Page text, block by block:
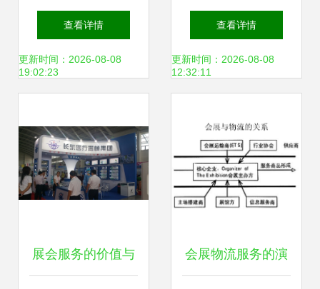
展台搭建 定制化服
务，满足您的独特
查看详情
更新时间：2026-08-08
19:02:23
展会搭建与专业会
展服务的领军者
查看详情
更新时间：2026-08-08
12:32:11
展会服务的价值与 会展物流服务的演